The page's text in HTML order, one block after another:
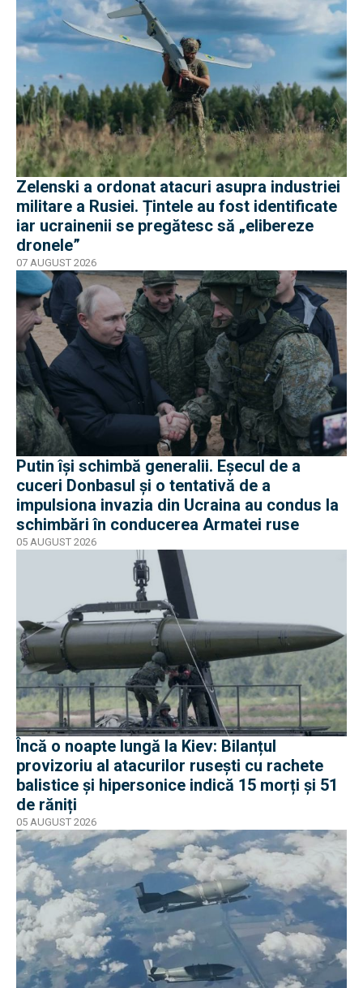
Zelenski a ordonat atacuri asupra industriei
militare a Rusiei. Țintele au fost identificate
iar ucrainenii se pregătesc să „elibereze
dronele”
07 AUGUST 2026
Putin își schimbă generalii. Eșecul de a
cuceri Donbasul și o tentativă de a
impulsiona invazia din Ucraina au condus la
schimbări în conducerea Armatei ruse
05 AUGUST 2026
Încă o noapte lungă la Kiev: Bilanțul
provizoriu al atacurilor rusești cu rachete
balistice și hipersonice indică 15 morți și 51
de răniți
05 AUGUST 2026